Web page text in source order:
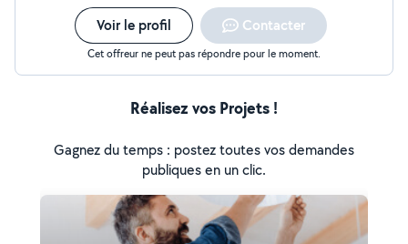
Voir le profil Contacter
Cet offreur ne peut pas répondre pour le moment.
Réalisez vos Projets !
Gagnez du temps : postez toutes vos demandes
publiques en un clic.